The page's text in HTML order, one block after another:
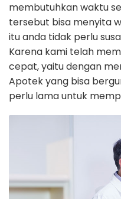
membutuhkan waktu
tersebut bisa menyita
itu anda tidak perlu
Karena kami telah
cepat, yaitu dengan
Apotek yang bisa
perlu lama untuk